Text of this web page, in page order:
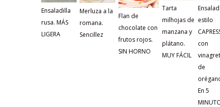
Ensaladilla
rusa. MÁS
LIGERA
Merluza a la
romana.
Sencillez
Flan de
chocolate con
frutos rojos.
SIN HORNO
Tarta
milhojas de
manzana y
plátano.
MUY FÁCIL
estilo
con
de
En 5